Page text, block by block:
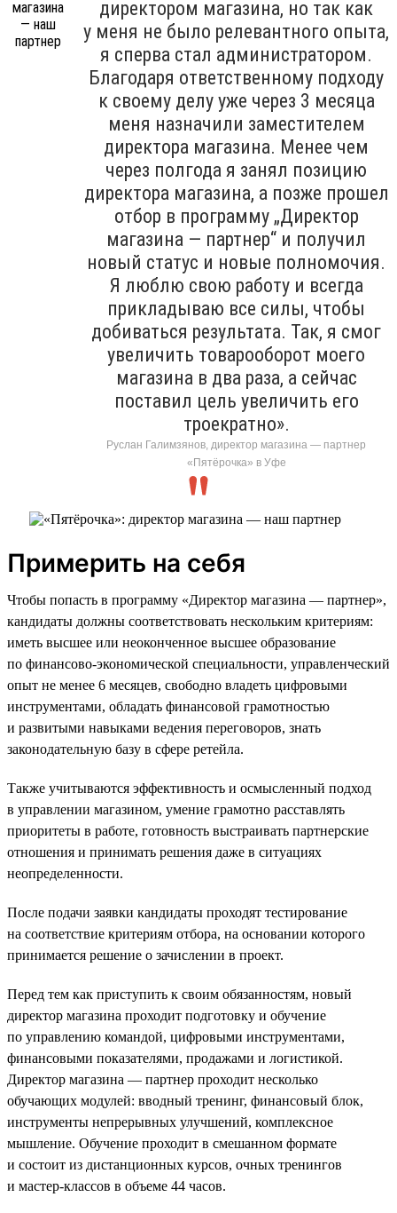
директором магазина, но так как
у меня не было релевантного опыта,
я сперва стал администратором.
Благодаря ответственному подходу
к своему делу уже через 3 месяца
меня назначили заместителем
директора магазина. Менее чем
через полгода я занял позицию
директора магазина, а позже прошел
отбор в программу „Директор
магазина — партнер“ и получил
новый статус и новые полномочия.
Я люблю свою работу и всегда
прикладываю все силы, чтобы
добиваться результата. Так, я смог
увеличить товарооборот моего
магазина в два раза, а сейчас
поставил цель увеличить его
троекратно».
Руслан Галимзянов, директор магазина — партнер
«Пятёрочка» в Уфе
Примерить на себя
Чтобы попасть в программу «Директор магазина — партнер»,
кандидаты должны соответствовать нескольким критериям:
иметь высшее или неоконченное высшее образование
по финансово-экономической специальности, управленческий
опыт не менее 6 месяцев, свободно владеть цифровыми
инструментами, обладать финансовой грамотностью
и развитыми навыками ведения переговоров, знать
законодательную базу в сфере ретейла.
Также учитываются эффективность и осмысленный подход
в управлении магазином, умение грамотно расставлять
приоритеты в работе, готовность выстраивать партнерские
отношения и принимать решения даже в ситуациях
неопределенности.
После подачи заявки кандидаты проходят тестирование
на соответствие критериям отбора, на основании которого
принимается решение о зачислении в проект.
Перед тем как приступить к своим обязанностям, новый
директор магазина проходит подготовку и обучение
по управлению командой, цифровыми инструментами,
финансовыми показателями, продажами и логистикой.
Директор магазина — партнер проходит несколько
обучающих модулей: вводный тренинг, финансовый блок,
инструменты непрерывных улучшений, комплексное
мышление. Обучение проходит в смешанном формате
и состоит из дистанционных курсов, очных тренингов
и мастер-классов в объеме 44 часов.